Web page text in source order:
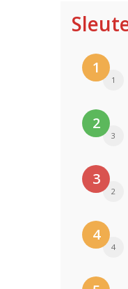
1
1
2
3
3
2
4
4